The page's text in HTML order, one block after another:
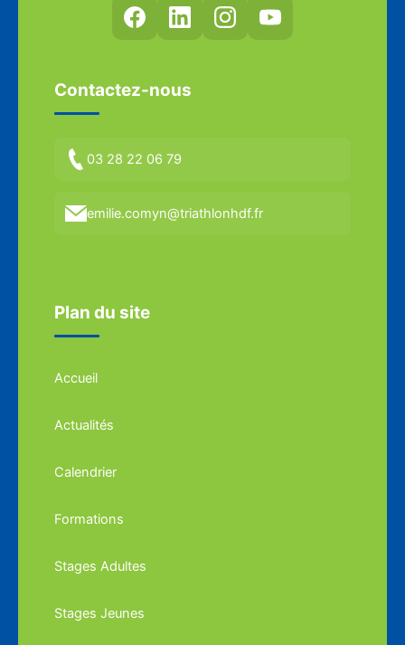
Contactez-nous
03 28 22 06 79
emilie.comyn@triathlonhdf.fr
Plan du site
Accueil
Actualités
Calendrier
Formations
Stages Adultes
Stages Jeunes